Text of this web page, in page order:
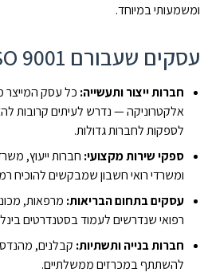
ומשמעותי במיוחד.
עסקים שעבורם ISO 9001 הוא כלי הכרחי
חברות ייצור ותעשייה: כל עסק המייצר
לספקות לחברות גדולות.
ספקי שירות מקצועי: חברות ייעוץ,
ומשרדי רואי חשבון שמבקשים להוכיח
עסקים בתחום הבריאות: מרפאות,
רפואי שנדרשים לעמוד בסטנדרטים
חברות בנייה ותשתיות: קבלנים,
להשתתף במכרזים ממשלתיים.